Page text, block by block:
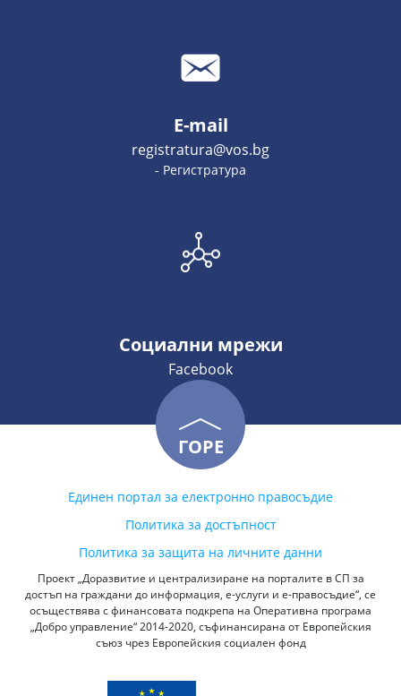
E-mail
registratura@vos.bg
- Регистратура
Социални мрежи
Facebook
ГОРЕ
Единен портал за електронно правосъдие
Политика за достъпност
Политика за защита на личните данни
Проект „Доразвитие и централизиране на порталите в СП за
достъп на граждани до информация, е-услуги и е-правосъдие“, се
осъществява с финансовата подкрепа на Оперативна програма
„Добро управление“ 2014-2020, съфинансирана от Европейския
съюз чрез Европейския социален фонд